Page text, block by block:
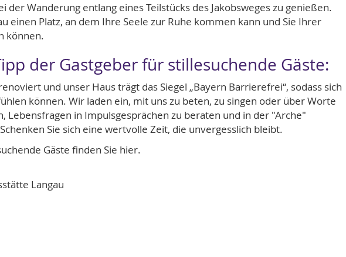
der Wanderung entlang eines Teilstücks des Jakobsweges zu genießen.
einen Platz, an dem Ihre Seele zur Ruhe kommen kann und Sie Ihrer
können.
der Gastgeber für stillesuchende Gäste:
und unser Haus trägt das Siegel „Bayern Barrierefrei“, sodass sich
können. Wir laden ein, mit uns zu beten, zu singen oder über Worte
Lebensfragen in Impulsgesprächen zu beraten und in der "Arche"
Sie sich eine wertvolle Zeit, die unvergesslich bleibt.
Gäste finden Sie hier.
Langau